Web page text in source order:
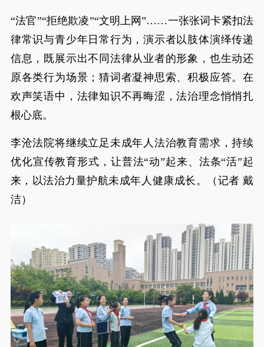
“法官”“拒绝欺凌”“文明上网”……一张张词卡紧扣法
律常识与青少年日常行为，演示者以肢体演绎传递
信息，既展示出不同法律从业者的形象，也生动还
原各类行为场景；猜词者凝神思索、积极应答。在
欢声笑语中，法律知识不再晦涩，法治理念悄悄扎
根心底。
李沧法院将继续立足未成年人法治教育需求，持续
优化宣传教育形式，让普法“动”起来、法条“活”起
来，以法治力量护航未成年人健康成长。（记者 戴
洁）